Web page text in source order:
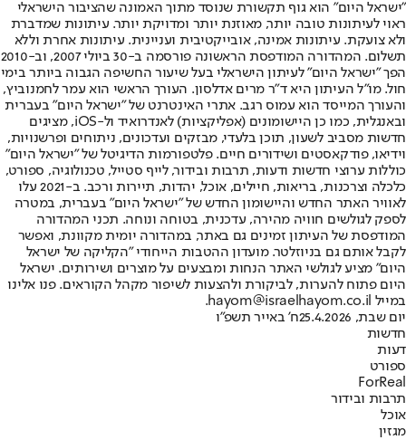
"ישראל היום" הוא גוף תקשורת שנוסד מתוך האמונה שהציבור הישראלי
ראוי לעיתונות טובה יותר, מאוזנת יותר ומדויקת יותר. עיתונות שמדברת
ולא צועקת. עיתונות אמינה, אובייקטיבית ועניינית. עיתונות אחרת וללא
תשלום. המהדורה המודפסת הראשונה פורסמה ב-30 ביולי 2007, וב-2010
הפך "ישראל היום" לעיתון הישראלי בעל שיעור החשיפה הגבוה ביותר בימי
חול. מו"ל העיתון היא ד"ר מרים אדלסון. העורך הראשי הוא עמר לחמנוביץ,
והעורך המייסד הוא עמוס רגב. אתרי האינטרנט של "ישראל היום" בעברית
ובאנגלית, כמו כן היישומונים (אפליקציות) לאנדרואיד ול-iOS, מציגים
חדשות מסביב לשעון, תוכן בלעדי, מבזקים ועדכונים, ניתוחים ופרשנויות,
וידיאו, פודקאסטים ושידורים חיים. פלטפורמות הדיגיטל של "ישראל היום"
כוללות ערוצי חדשות ודעות, תרבות ובידור, לייף סטייל, טכנולוגיה, ספורט,
כלכלה וצרכנות, בריאות, חיילים, אוכל, יהדות, תיירות ורכב. ב-2021 עלו
לאוויר האתר החדש והיישומון החדש של "ישראל היום" בעברית, במטרה
לספק לגולשים חוויה מהירה, עדכנית, בטוחה ונוחה. תכני המהדורה
המודפסת של העיתון זמינים גם באתר, במהדורה יומית מקוונת, ואפשר
לקבל אותם גם בניוזלטר. מועדון ההטבות הייחודי "הקליקה של ישראל
היום" מציע לגולשי האתר הנחות ומבצעים על מוצרים ושירותים. ישראל
היום פתוח להערות, לביקורת ולהצעות לשיפור מקהל הקוראים. פנו אלינו
במייל hayom@israelhayom.co.il.
יום שבת, 25.4.2026
ח' באייר תשפ"ו
חדשות
דעות
ספורט
ForReal
תרבות ובידור
אוכל
מגזין